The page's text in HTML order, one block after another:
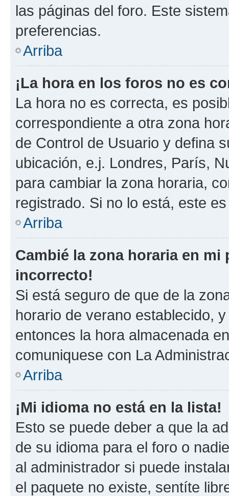
las páginas del foro. Este
preferencias.
Arriba
¡La hora en los foros no es
La hora no es correcta, es
correspondiente a otra zona
de Control de Usuario y defina
ubicación, e.j. Londres, París,
para cambiar la zona horaria,
registrado. Si no lo está, este
Arriba
Cambié la zona horaria en
incorrecto!
Si está seguro de que de la
horario de verano establecido,
entonces la hora almacenada
comuniquese con La
Arriba
¡Mi idioma no está en la lista!
Esto se puede deber a que la
de su idioma para el foro o
al administrador si puede
el paquete no existe, sentíte